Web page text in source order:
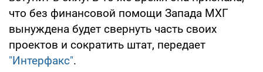
что без финансовой помощи Запада МХГ
вынуждена будет свернуть часть своих
проектов и сократить штат, передает
"Интерфакс".